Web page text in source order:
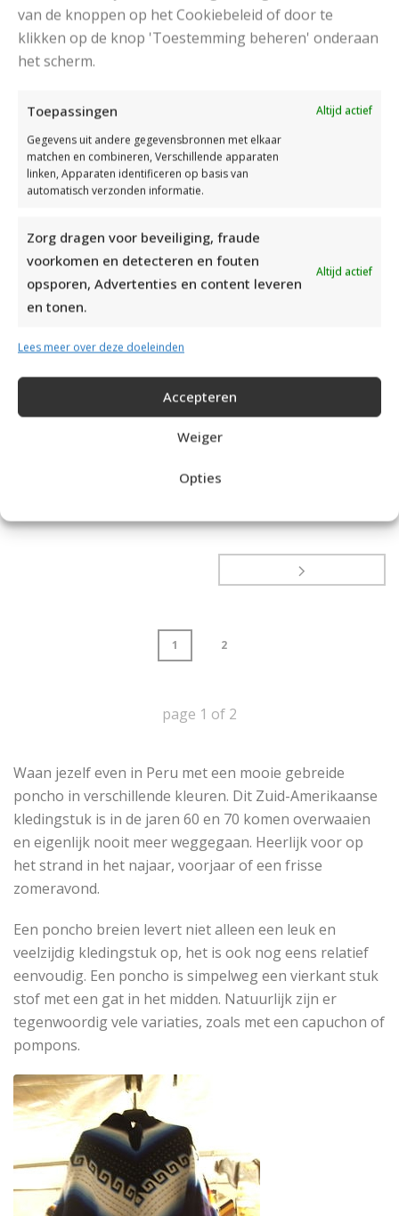
van de knoppen op het Cookiebeleid of door te
klikken op de knop 'Toestemming beheren' onderaan
het scherm.
Toepassingen
Altijd actief
Gegevens uit andere gegevensbronnen met elkaar
matchen en combineren, Verschillende apparaten
linken, Apparaten identificeren op basis van
automatisch verzonden informatie.
Zorg dragen voor beveiliging, fraude
voorkomen en detecteren en fouten
opsporen, Advertenties en content leveren
en tonen.
Altijd actief
Lees meer over deze doeleinden
Accepteren
Weiger
Opties
patroon, franjes en een col.
Met dit patroon kun je een damesponcho breien
van Katia garen: merino baby. Deze poncho heeft
een mooi kabelpatroon en is ideaal voor als het
[...]
1 2
page 1 of 2
Waan jezelf even in Peru met een mooie gebreide
poncho in verschillende kleuren. Dit Zuid-Amerikaanse
kledingstuk is in de jaren 60 en 70 komen overwaaien
en eigenlijk nooit meer weggegaan. Heerlijk voor op
het strand in het najaar, voorjaar of een frisse
zomeravond.
Een poncho breien levert niet alleen een leuk en
veelzijdig kledingstuk op, het is ook nog eens relatief
eenvoudig. Een poncho is simpelweg een vierkant stuk
stof met een gat in het midden. Natuurlijk zijn er
tegenwoordig vele variaties, zoals met een capuchon of
pompons.